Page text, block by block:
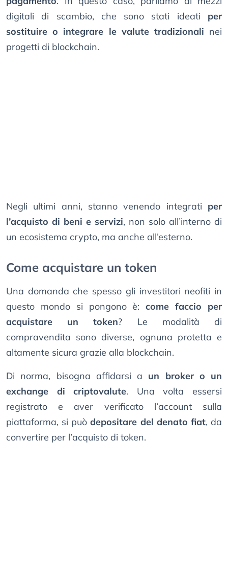
digitali di scambio, che sono stati ideati per
sostituire o integrare le valute tradizionali nei
progetti di blockchain.
Negli ultimi anni, stanno venendo integrati per
l’acquisto di beni e servizi, non solo all’interno di
un ecosistema crypto, ma anche all’esterno.
Come acquistare un token
Una domanda che spesso gli investitori neofiti in
questo mondo si pongono è:come faccio per
acquistare un token? Le modalità di
compravendita sono diverse, ognuna protetta e
altamente sicura grazie alla blockchain.
Di norma, bisogna affidarsi a un broker o un
exchange di criptovalute. Una volta essersi
registrato e aver verificato l’account sulla
piattaforma, si puòdepositare del denato fiat, da
convertire per l’acquisto di token.